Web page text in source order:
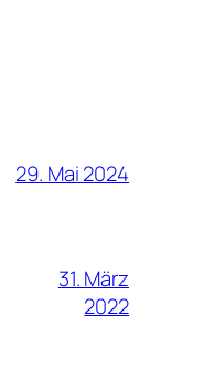
29. Mai 2024
31. März
2022